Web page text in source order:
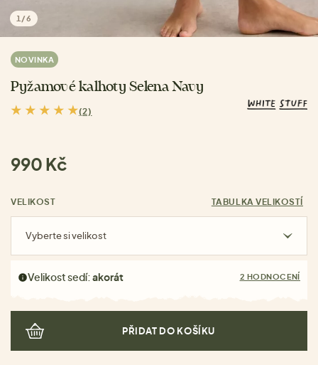
1 /6
NOVINKA
Pyžamové kalhoty Selena Navy
(2)
990 Kč
VELIKOST TABULKA VELIKOSTÍ
Vyberte si velikost
Velikost sedí:akorát 2 HODNOCENÍ
PŘIDAT DO KOŠÍKU